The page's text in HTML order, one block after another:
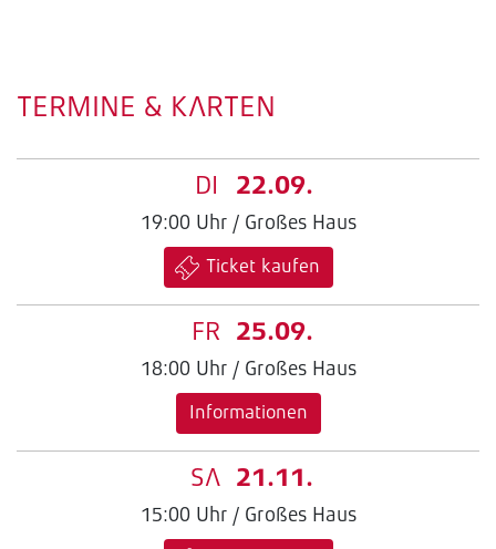
TERMINE & KARTEN
DI 22.09.
19:00 Uhr / Großes Haus
Ticket kaufen
FR 25.09.
18:00 Uhr / Großes Haus
Informationen
SA 21.11.
15:00 Uhr / Großes Haus